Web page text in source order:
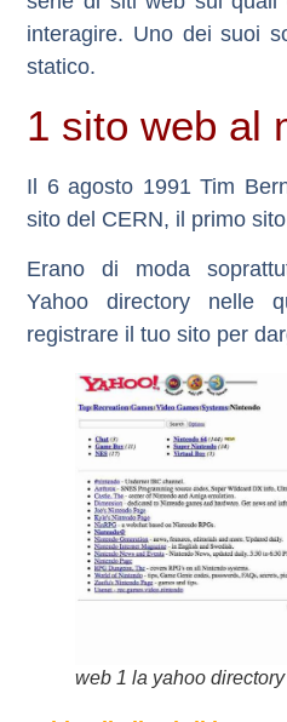
interagire. Uno dei suoi
statico.
1 sito web al
Il 6 agosto 1991Tim
sito del CERN, il primo
Erano di moda
Yahoo directory nelle
registrare il tuo sito per
web 1 la yahoo directory